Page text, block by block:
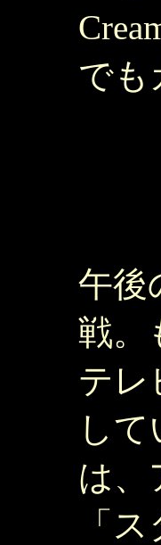
でも
午後
戦。
テレ
し
は、
「